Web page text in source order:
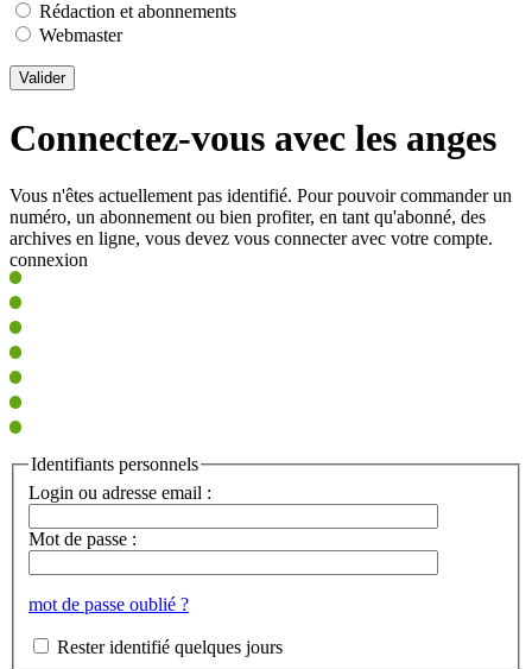
Rédaction et abonnements
Webmaster
Valider
Connectez-vous avec les anges
Vous n'êtes actuellement pas identifié. Pour pouvoir commander un
numéro, un abonnement ou bien profiter, en tant qu'abonné, des
archives en ligne, vous devez vous connecter avec votre compte.
connexion
Identifiants personnels
Login ou adresse email :
Mot de passe :
mot de passe oublié ?
Rester identifié quelques jours